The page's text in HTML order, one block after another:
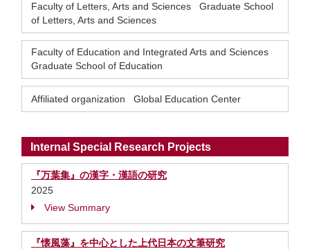
Faculty of Letters, Arts and Sciences Graduate School
of Letters, Arts and Sciences
Faculty of Education and Integrated Arts and Sciences
Graduate School of Education
Affiliated organization Global Education Center
Internal Special Research Projects
『万葉集』の漢字・漢語の研究
2025
View Summary
『懐風藻』を中心とした上代日本の文筆研究